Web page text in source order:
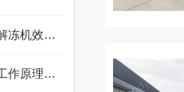
按速度来看哪类肉类解冻机效率更高
大枣全自动烘干机的工作原理及优点您了解吗？